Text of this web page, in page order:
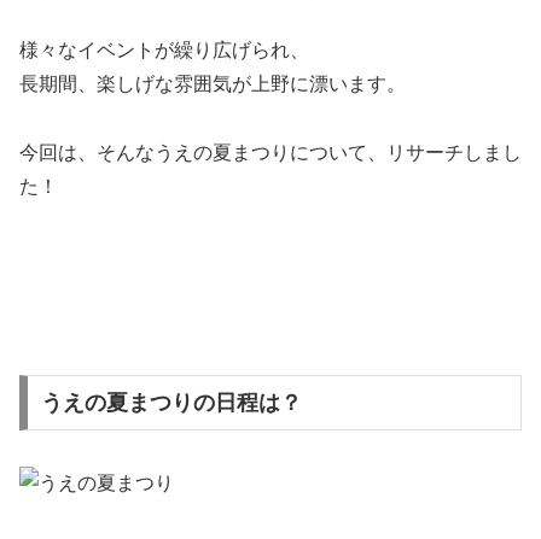
様々なイベントが繰り広げられ、
長期間、楽しげな雰囲気が上野に漂います。
今回は、そんなうえの夏まつりについて、リサーチしまし
た！
うえの夏まつりの日程は？